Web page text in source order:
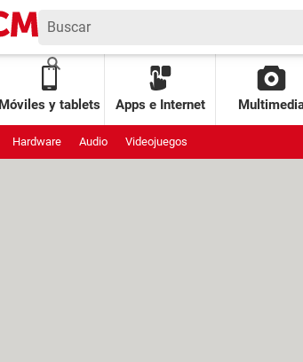
Móviles y tablets Apps e Internet
Hardware Audio Videojuegos